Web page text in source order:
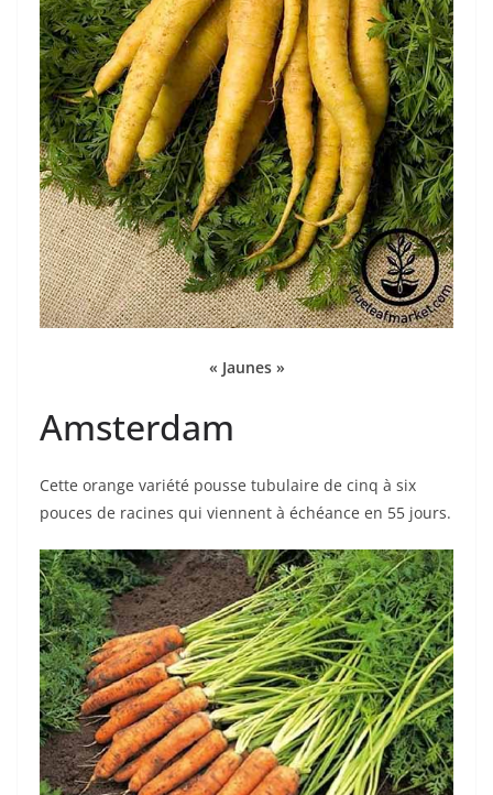
« Jaunes »
Amsterdam
Cette orange variété pousse tubulaire de cinq à six
pouces de racines qui viennent à échéance en 55 jours.